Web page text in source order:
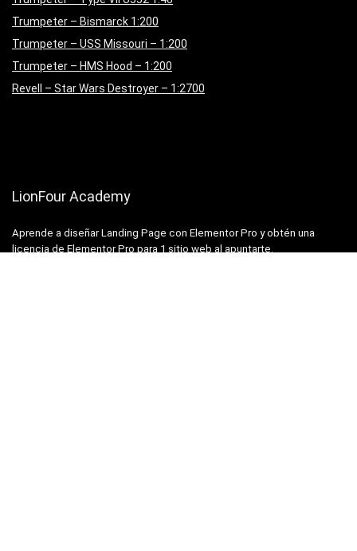
Trumpeter – Bismarck 1:200
Trumpeter – USS Missouri – 1:200
Trumpeter – HMS Hood – 1:200
Revell – Star Wars Destroyer – 1:2700
LionFour Academy
Aprende a diseñar Landing Page con Elementor Pro y obtén una
licencia de Elementor Pro para 1 sitio web al apuntarte.